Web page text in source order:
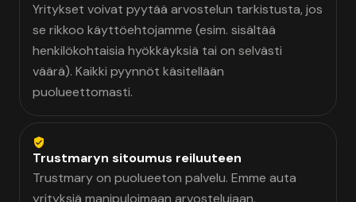
Yritykset voivat pyytää arvostelun tarkistusta, jos
se rikkoo käyttöehtojamme (esim. sisältää
henkilökohtaisia hyökkäyksiä tai on selvästi
väärä). Kaikki pyynnöt käsitellään
puolueettomasti.
Trustmaryn sitoumus reiluuteen
Trustmary on puolueeton palvelu. Emme auta
yrityksiä manipuloimaan arvostelujaan.